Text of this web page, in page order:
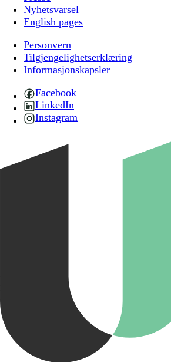
Nyhetsvarsel
English pages
Personvern
Tilgjengelighetserklæring
Informasjonskapsler
Facebook
LinkedIn
Instagram